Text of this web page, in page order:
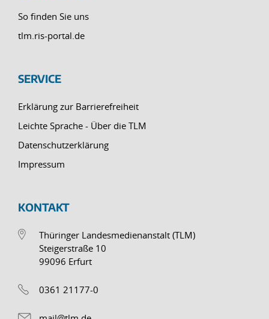
So finden Sie uns
tlm.ris-portal.de
SERVICE
Erklärung zur Barrierefreiheit
Leichte Sprache - Über die TLM
Datenschutzerklärung
Impressum
KONTAKT
Thüringer Landesmedienanstalt (TLM)
Steigerstraße 10
99096 Erfurt
0361 21177-0